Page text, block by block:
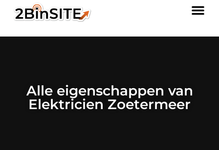
Alle eigenschappen van
Elektricien Zoetermeer